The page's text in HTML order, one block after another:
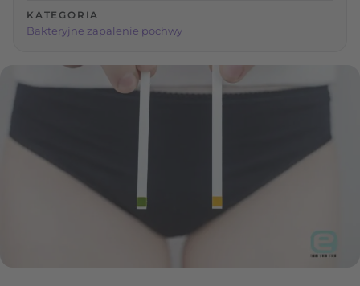
KATEGORIA
Bakteryjne zapalenie pochwy